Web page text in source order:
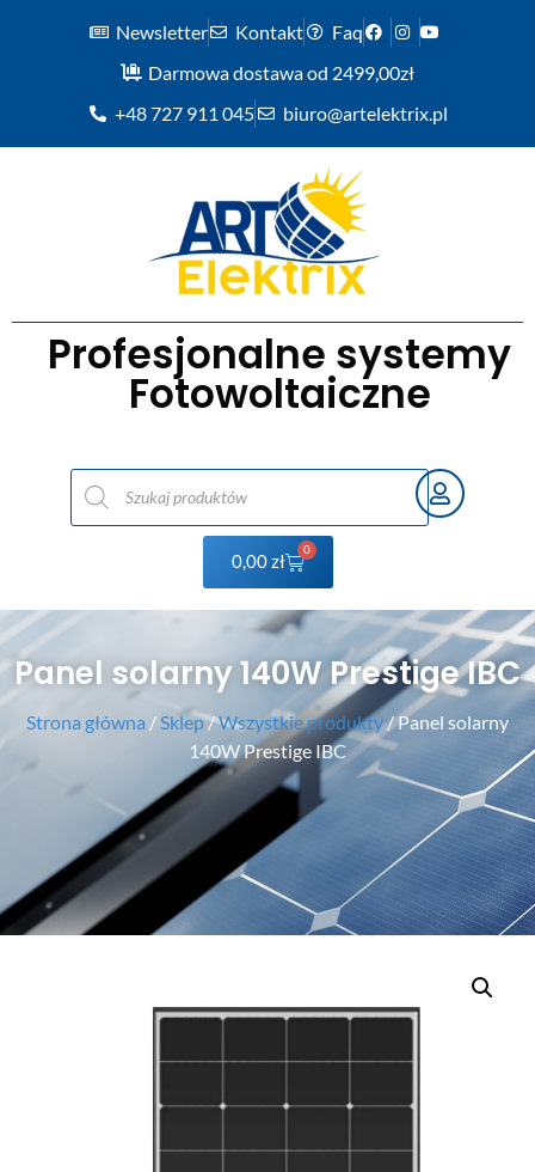
Newsletter Kontakt
Faq
Darmowa dostawa od 2499,00zł
+48 727 911 045
biuro@artelektrix.pl
Profesjonalne systemy
Fotowoltaiczne
0,00zł
0
Panel solarny 140W Prestige IBC
Strona główna / Sklep/Wszystkie produkty/ Panel solarny
140W Prestige IBC